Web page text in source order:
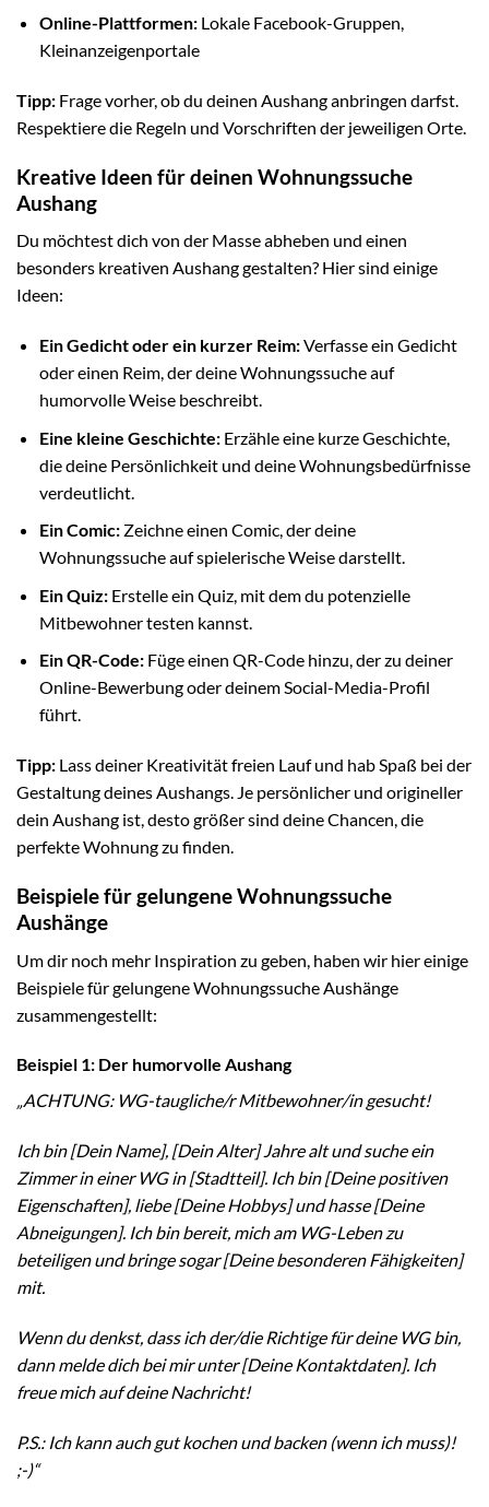
Online-Plattformen:Lokale Facebook-Gruppen,
Kleinanzeigenportale
Tipp: Frage vorher, ob du deinen Aushang anbringen darfst.
Respektiere die Regeln und Vorschriften der jeweiligen Orte.
Kreative Ideen für deinen Wohnungssuche
Aushang
Du möchtest dich von der Masse abheben und einen
besonders kreativen Aushang gestalten? Hier sind einige
Ideen:
Ein Gedicht oder ein kurzer Reim:Verfasse ein Gedicht
oder einen Reim, der deine Wohnungssuche auf
humorvolle Weise beschreibt.
Eine kleine Geschichte:Erzähle eine kurze Geschichte,
die deine Persönlichkeit und deine Wohnungsbedürfnisse
verdeutlicht.
Ein Comic:Zeichne einen Comic, der deine
Wohnungssuche auf spielerische Weise darstellt.
Ein Quiz:Erstelle ein Quiz, mit dem du potenzielle
Mitbewohner testen kannst.
Ein QR-Code:Füge einen QR-Code hinzu, der zu deiner
Online-Bewerbung oder deinem Social-Media-Profil
führt.
Tipp: Lass deiner Kreativität freien Lauf und hab Spaß bei der
Gestaltung deines Aushangs. Je persönlicher und origineller
dein Aushang ist, desto größer sind deine Chancen, die
perfekte Wohnung zu finden.
Beispiele für gelungene Wohnungssuche
Aushänge
Um dir noch mehr Inspiration zu geben, haben wir hier einige
Beispiele für gelungene Wohnungssuche Aushänge
zusammengestellt:
Beispiel 1: Der humorvolle Aushang
„ACHTUNG: WG-taugliche/r Mitbewohner/in gesucht!
Ich bin [Dein Name], [Dein Alter] Jahre alt und suche ein
Zimmer in einer WG in [Stadtteil]. Ich bin [Deine positiven
Eigenschaften], liebe [Deine Hobbys] und hasse [Deine
Abneigungen]. Ich bin bereit, mich am WG-Leben zu
beteiligen und bringe sogar [Deine besonderen Fähigkeiten]
mit.
Wenn du denkst, dass ich der/die Richtige für deine WG bin,
dann melde dich bei mir unter [Deine Kontaktdaten]. Ich
freue mich auf deine Nachricht!
P.S.: Ich kann auch gut kochen und backen (wenn ich muss)!
;-)“